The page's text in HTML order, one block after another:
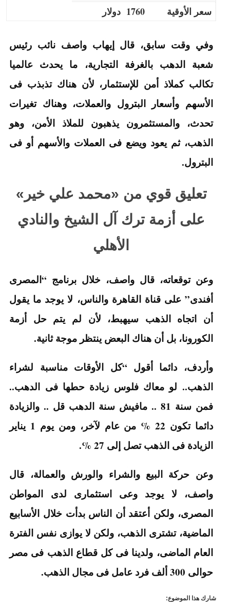
سعر الأوقية
1760 دولار
وفي وقت سابق، قال إيهاب واصف نائب رئيس
شعبة الدهب بالغرفة التجارية، ما يحدث عالميا
تكالب كملاذ أمن للإستثمار، لأن هناك تذبذب فى
الأسهم وأسعار البترول والعملات، وهناك تغيرات
تحدث، والمستثمرون يذهبون للملاذ الأمن، وهو
الذهب، ثم يعود ويضع فى العملات والأسهم أو فى
البترول.
تعليق قوي من «محمد علي خير»
على أزمة ترك آل الشيخ والنادي
الأهلي
وعن توقعاته، قال واصف، خلال برنامج “المصرى
أفندى” على قناة القاهرة والناس، لا يوجد ما يقول
أن اتجاه الذهب سيهبط، لأن لم يتم حل أزمة
الكورونا، بل أن هناك البعض ينتظر موجة ثانية.
وأردف، دائما أقول “كل الأوقات مناسبة لشراء
الذهب.. لو معاك فلوس زيادة حطها فى الدهب..
فمن سنة 81 .. مافيش سنة الدهب قل .. والزيادة
دائما تكون 22 % من عام لآخر، ومن يوم 1 يناير
الزيادة فى الذهب تصل إلى 27 %.
وعن حركة البيع والشراء والورش والعمالة، قال
واصف، لا يوجد وعى استثمارى لدى المواطن
المصرى، ولكن أعتقد أن الناس بدأت خلال الأسابيع
الماضية، تشترى الذهب، ولكن لا يوازى نفس الفترة
العام الماضى، ولدينا فى كل قطاع الذهب فى مصر
حوالى 300 ألف فرد عامل فى مجال الذهب.
شارك هذا الموضوع: